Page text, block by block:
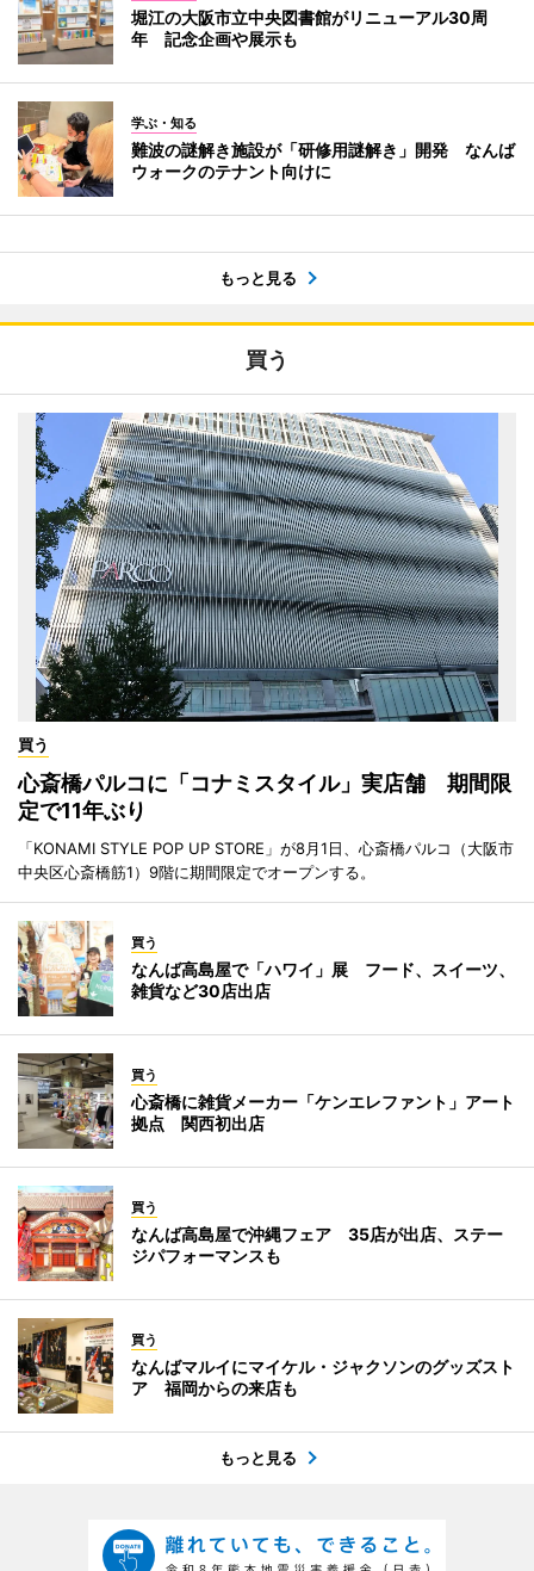
堀江の大阪市立中央図書館がリニューアル30周
年 記念企画や展示も
学ぶ・知る
難波の謎解き施設が「研修用謎解き」開発 なんば
ウォークのテナント向けに
もっと見る
買う
買う
心斎橋パルコに「コナミスタイル」実店舗 期間限
定で11年ぶり
「KONAMI STYLE POP UP STORE」が8月1日、心斎橋パルコ（大阪市
中央区心斎橋筋1）9階に期間限定でオープンする。
買う
なんば高島屋で「ハワイ」展 フード、スイーツ、
雑貨など30店出店
買う
心斎橋に雑貨メーカー「ケンエレファント」アート
拠点 関西初出店
買う
なんば高島屋で沖縄フェア 35店が出店、ステー
ジパフォーマンスも
買う
なんばマルイにマイケル・ジャクソンのグッズスト
ア 福岡からの来店も
もっと見る